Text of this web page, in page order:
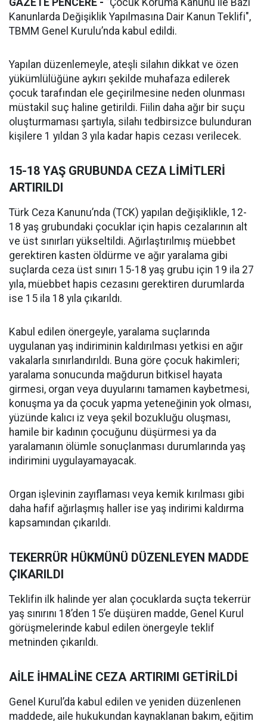
GAZETE PENCERE - "Çocuk Koruma Kanunu ile Bazı
Kanunlarda Değişiklik Yapılmasına Dair Kanun Teklifi",
TBMM Genel Kurulu’nda kabul edildi.
Yapılan düzenlemeyle, ateşli silahın dikkat ve özen
yükümlülüğüne aykırı şekilde muhafaza edilerek
çocuk tarafından ele geçirilmesine neden olunması
müstakil suç haline getirildi. Fiilin daha ağır bir suçu
oluşturmaması şartıyla, silahı tedbirsizce bulunduran
kişilere 1 yıldan 3 yıla kadar hapis cezası verilecek.
15-18 YAŞ GRUBUNDA CEZA LİMİTLERİ
ARTIRILDI
Türk Ceza Kanunu’nda (TCK) yapılan değişiklikle, 12-
18 yaş grubundaki çocuklar için hapis cezalarının alt
ve üst sınırları yükseltildi. Ağırlaştırılmış müebbet
gerektiren kasten öldürme ve ağır yaralama gibi
suçlarda ceza üst sınırı 15-18 yaş grubu için 19 ila 27
yıla, müebbet hapis cezasını gerektiren durumlarda
ise 15 ila 18 yıla çıkarıldı.
Kabul edilen önergeyle, yaralama suçlarında
uygulanan yaş indiriminin kaldırılması yetkisi en ağır
vakalarla sınırlandırıldı. Buna göre çocuk hakimleri;
yaralama sonucunda mağdurun bitkisel hayata
girmesi, organ veya duyularını tamamen kaybetmesi,
konuşma ya da çocuk yapma yeteneğinin yok olması,
yüzünde kalıcı iz veya şekil bozukluğu oluşması,
hamile bir kadının çocuğunu düşürmesi ya da
yaralamanın ölümle sonuçlanması durumlarında yaş
indirimini uygulayamayacak.
Organ işlevinin zayıflaması veya kemik kırılması gibi
daha hafif ağırlaşmış haller ise yaş indirimi kaldırma
kapsamından çıkarıldı.
TEKERRÜR HÜKMÜNÜ DÜZENLEYEN MADDE
ÇIKARILDI
Teklifin ilk halinde yer alan çocuklarda suçta tekerrür
yaş sınırını 18’den 15’e düşüren madde, Genel Kurul
görüşmelerinde kabul edilen önergeyle teklif
metninden çıkarıldı.
AİLE İHMALİNE CEZA ARTIRIMI GETİRİLDİ
Genel Kurul’da kabul edilen ve yeniden düzenlenen
maddede, aile hukukundan kaynaklanan bakım, eğitim